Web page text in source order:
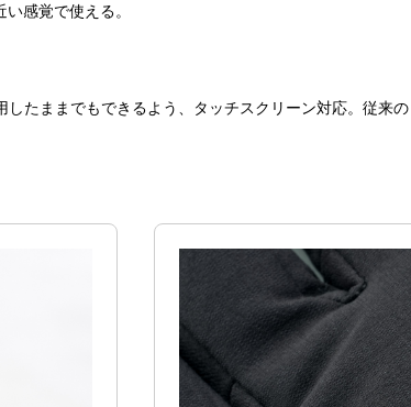
感覚で使える。
たままでもできるよう、タッチスクリーン対応。従来